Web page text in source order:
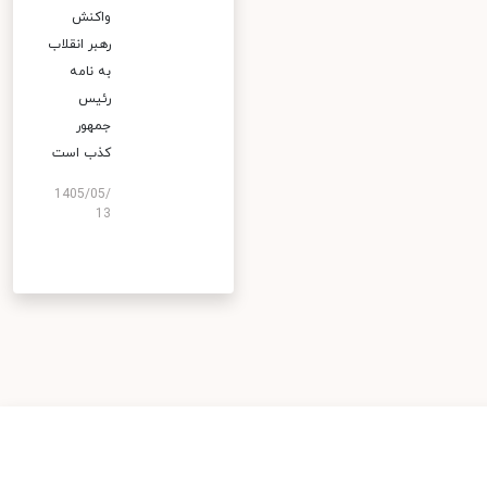
واکنش
رهبر انقلاب
به نامه
رئیس
جمهور
کذب است
1405/05/
13